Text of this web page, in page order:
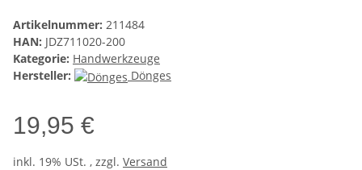
Artikelnummer: 211484
HAN: JDZ711020-200
Kategorie: Handwerkzeuge
Hersteller:
Dönges
19,95 €
inkl. 19% USt. , zzgl. Versand